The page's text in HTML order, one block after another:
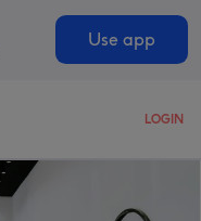
Use app
LOGIN